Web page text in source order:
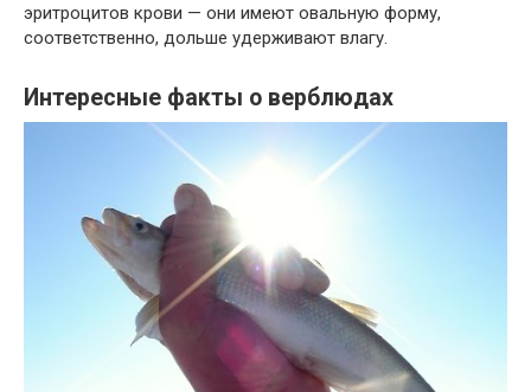
эритроцитов крови — они имеют овальную форму,
соответственно, дольше удерживают влагу.
Интересные факты о верблюдах